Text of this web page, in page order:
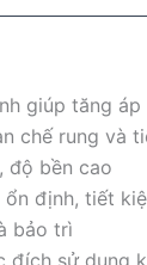
giúp tăng
chế rung và
độ bền cao
ổn định, tiết
bảo trì
đích sử dụng